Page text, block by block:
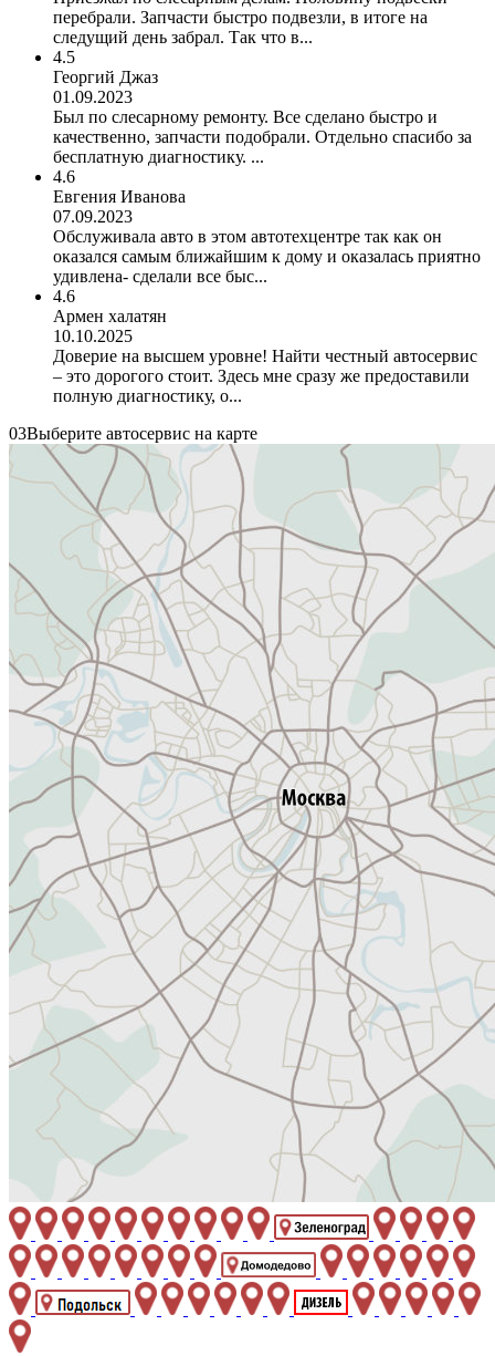
перебрали. Запчасти быстро подвезли, в итоге на
следущий день забрал. Так что в...
4.5
Георгий Джаз
01.09.2023
Был по слесарному ремонту. Все сделано быстро и
качественно, запчасти подобрали. Отдельно спасибо за
бесплатную диагностику. ...
4.6
Евгения Иванова
07.09.2023
Обслуживала авто в этом автотехцентре так как он
оказался самым ближайшим к дому и оказалась приятно
удивлена- сделали все быс...
4.6
Армен халатян
10.10.2025
Доверие на высшем уровне! Найти честный автосервис
– это дорогого стоит. Здесь мне сразу же предоставили
полную диагностику, о...
03Выберите автосервис на карте